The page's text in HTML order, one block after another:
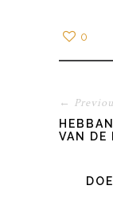
0
←
VAN DE